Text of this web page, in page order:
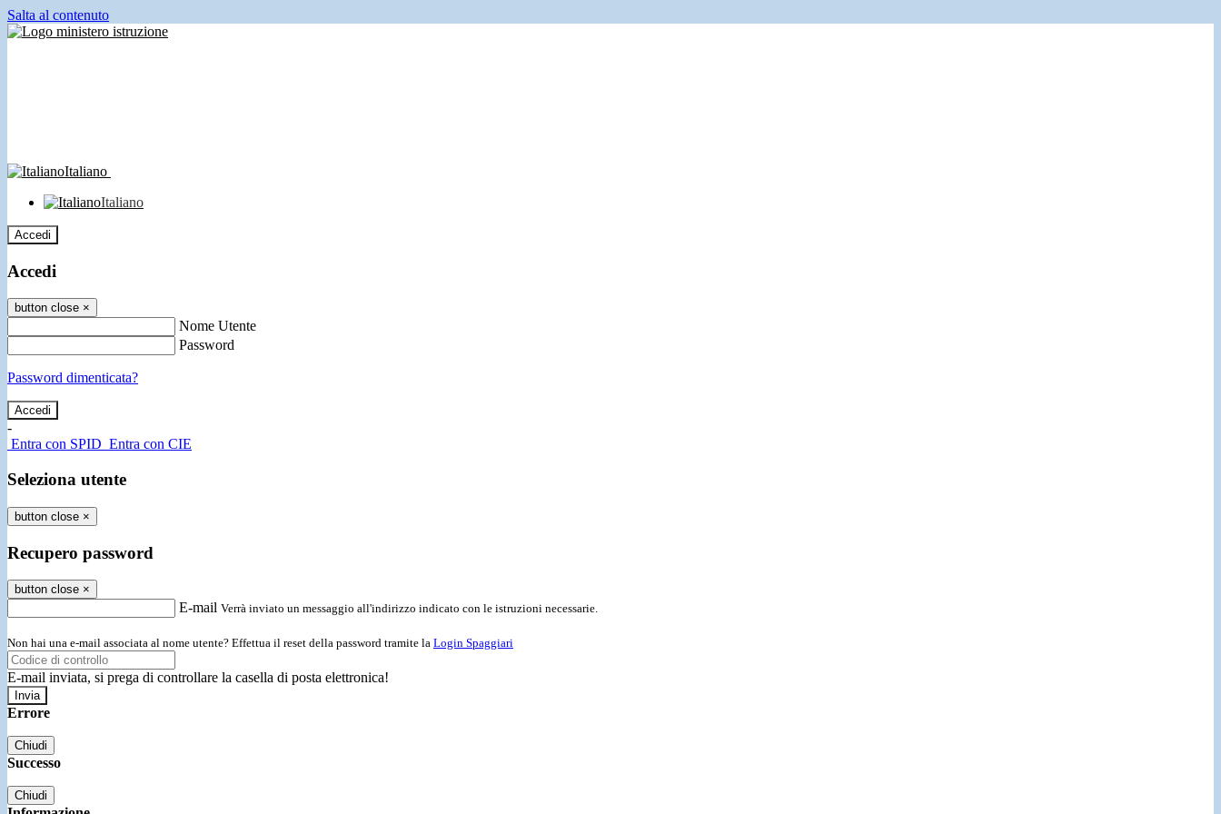
Salta al contenuto
Italiano
Italiano
Accedi
Accedi
button close ×
Nome Utente
Password
Password dimenticata?
-
Entra con SPID Entra con CIE
Seleziona utente
button close ×
Recupero password
button close ×
E-mail Verrà inviato un messaggio all'indirizzo indicato con le istruzioni necessarie.
Non hai una e-mail associata al nome utente? Effettua il reset della password tramite la Login Spaggiari
E-mail inviata, si prega di controllare la casella di posta elettronica!
Errore
Chiudi
Successo
Chiudi